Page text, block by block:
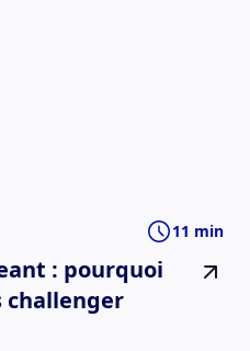
11 min
: pourquoi
challenger